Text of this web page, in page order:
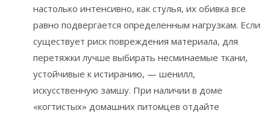
настолько интенсивно, как стулья, их обивка все
равно подвергается определенным нагрузкам. Если
существует риск повреждения материала, для
перетяжки лучше выбирать несминаемые ткани,
устойчивые к истиранию, — шенилл,
искусственную замшу. При наличии в доме
«когтистых» домашних питомцев отдайте